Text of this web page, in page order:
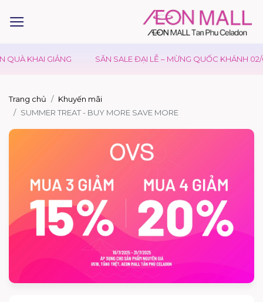
KHAI GIẢNG SĂN SALE ĐẠI LỄ – MỪNG QUỐC KHÁNH 02/
Trang chủ
Khuyến mãi
SUMMER TREAT - BUY MORE SAVE MORE